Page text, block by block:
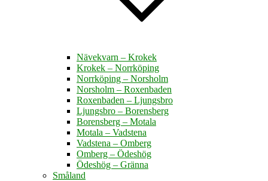
Nävekvarn – Krokek
Krokek – Norrköping
Norrköping – Norsholm
Norsholm – Roxenbaden
Roxenbaden – Ljungsbro
Ljungsbro – Borensberg
Borensberg – Motala
Motala – Vadstena
Vadstena – Omberg
Omberg – Ödeshög
Ödeshög – Gränna
Småland